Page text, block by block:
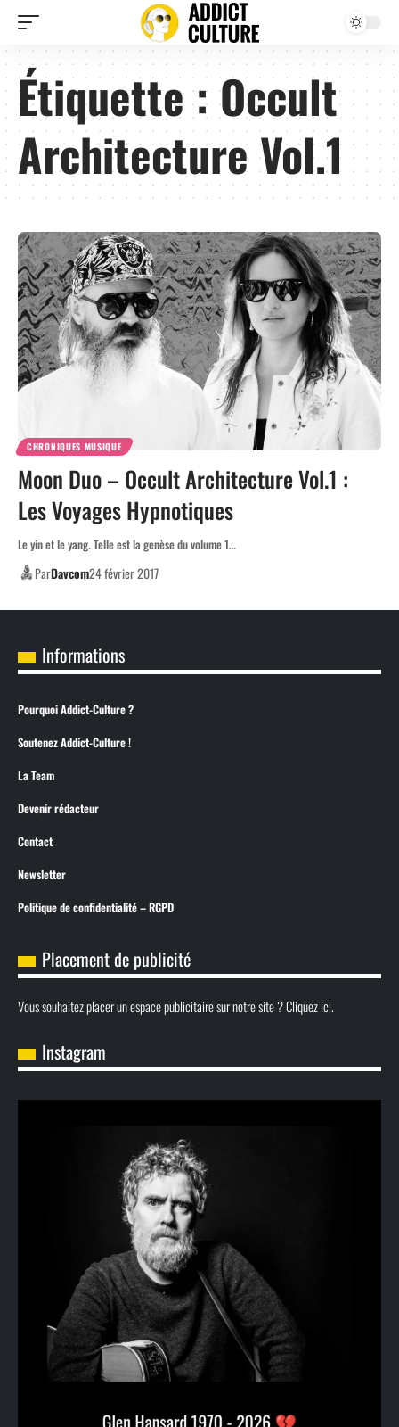
Étiquette :Occult
Architecture Vol.1
CHRONIQUES MUSIQUE
Moon Duo – Occult Architecture Vol.1 :
Les Voyages Hypnotiques
Le yin et le yang. Telle est la genèse du volume 1…
ParDavcom24 février 2017
Informations
Pourquoi Addict-Culture ?
Soutenez Addict-Culture !
La Team
Devenir rédacteur
Contact
Newsletter
Politique de confidentialité – RGPD
Placement de publicité
Vous souhaitez placer un espace publicitaire sur notre site ? Cliquez ici.
Instagram